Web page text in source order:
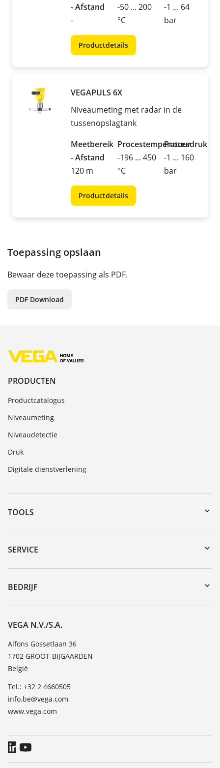
- Afstand
-
-50 ... 200
°C
-1 ... 64
bar
Productdetails
VEGAPULS 6X
Niveaumeting met radar in de
tussenopslagtank
Meetbereik
- Afstand
120 m
Procestemperatuur
-196 ... 450
°C
Procesdruk
-1 ... 160
bar
Productdetails
Toepassing opslaan
Bewaar deze toepassing als PDF.
PDF Download
PRODUCTEN
Productcatalogus
Niveaumeting
Niveaudetectie
Druk
Digitale dienstverlening
TOOLS
Downloads
Serienummer zoeken
DTM Collection/PACTware
SERVICE
Reparatieformulier instrument
Seminars
TeamViewer
BEDRIJF
Vacature
Over VEGA
Contact
Nieuws
Persberichten
Blog
VEGA N.V./S.A.
Alfons Gossetlaan 36
1702 GROOT-BIJGAARDEN
België
Tel.: +32 2 4660505
info.be@vega.com
www.vega.com